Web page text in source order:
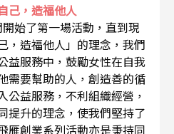
己，造福他人
始了第一場活動，直到現
，造福他人」的理念，我們
益服務中，鼓勵女性在自我
需要幫助的人，創造善的循
公益服務，不利組織經營，
提升的理念，使我們堅持了
雁創業系列活動亦是秉持同